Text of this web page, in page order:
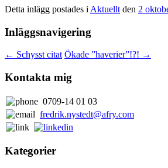
Detta inlägg postades i Aktuellt den 2
Inläggsnavigering
← Schysst citat Ökade ”haverier”!?! →
Kontakta mig
0709-14 01 03
fredrik.nystedt@afry.com
Kategorier